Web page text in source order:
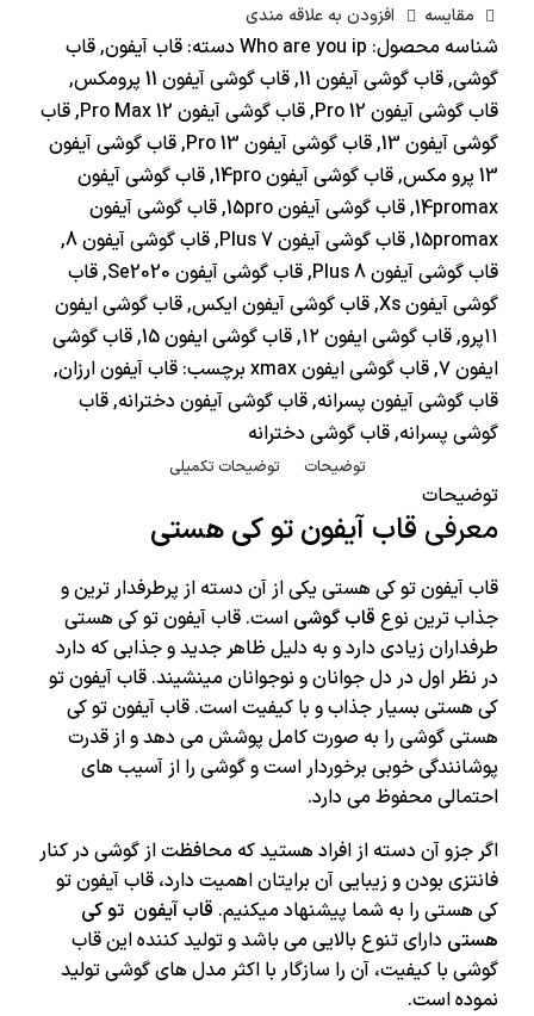
مقايسه افزودن به علاقه مندی
شناسه محصول: Who are you ip دسته: قاب آیفون,قاب
گوشی,قاب گوشی آیفون 11 ,قاب گوشی آیفون 11 پرومکس
,
قاب گوشی آیفون 12 Pro
,قاب گوشی آیفون 12 Pro Max ,قاب
گوشی آیفون 13
,قاب گوشی آیفون 13 Pro ,قاب گوشی آیفون
13 پرو مکس
,قاب گوشی آیفون 14pro ,قاب گوشی آیفون
14promax
,قاب گوشی آیفون 15pro ,قاب گوشی آیفون
15promax
,قاب گوشی آیفون 7 Plus ,قاب گوشی آیفون 8
,
قاب گوشی آیفون 8 Plus
,قاب گوشی آیفون Se2020 ,قاب
گوشی آیفون Xs
,قاب گوشی آیفون ایکس,قاب گوشی ایفون
۱۱پرو
,قاب گوشی ایفون ۱۲ ,قاب گوشی ایفون 15 ,قاب گوشی
ایفون ۷
,قاب گوشی ایفون xmax برچسب: قاب آیفون ارزان,
قاب گوشی آیفون پسرانه,قاب گوشی آیفون دخترانه,قاب
گوشی پسرانه,قاب گوشی دخترانه
توضیحات توضیحات تکمیلی
توضیحات
معرفی قاب آیفون تو کی هستی
قاب آیفون تو کی هستی یکی از آن دسته از پرطرفدار ترین و
جذاب ترین نوع قاب گوشی است. قاب آیفون تو کی هستی
طرفداران زیادی دارد و به دلیل ظاهر جدید و جذابی که دارد
در نظر اول در دل جوانان و نوجوانان مینشیند. قاب آیفون تو
کی هستی بسیار جذاب و با کیفیت است. قاب آیفون تو کی
هستی گوشی را به صورت کامل پوشش می دهد و از قدرت
پوشانندگی خوبی برخوردار است و گوشی را از آسیب های
احتمالی محفوظ می دارد.
اگر جزو آن دسته از افراد هستید که محافظت از گوشی در کنار
فانتزی بودن و زیبایی آن برایتان اهمیت دارد، قاب آیفون تو
کی هستی را به شما پیشنهاد میکنیم. قاب آیفون تو کی
هستی دارای تنوع بالایی می باشد و تولید کننده این قاب
گوشی با کیفیت، آن را سازگار با اکثر مدل های گوشی تولید
نموده است.